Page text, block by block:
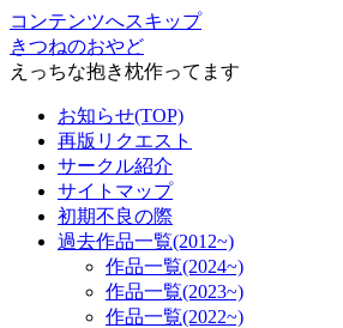
コンテンツへスキップ
きつねのおやど
えっちな抱き枕作ってます
お知らせ(TOP)
再版リクエスト
サークル紹介
サイトマップ
初期不良の際
過去作品一覧(2012~)
作品一覧(2024~)
作品一覧(2023~)
作品一覧(2022~)